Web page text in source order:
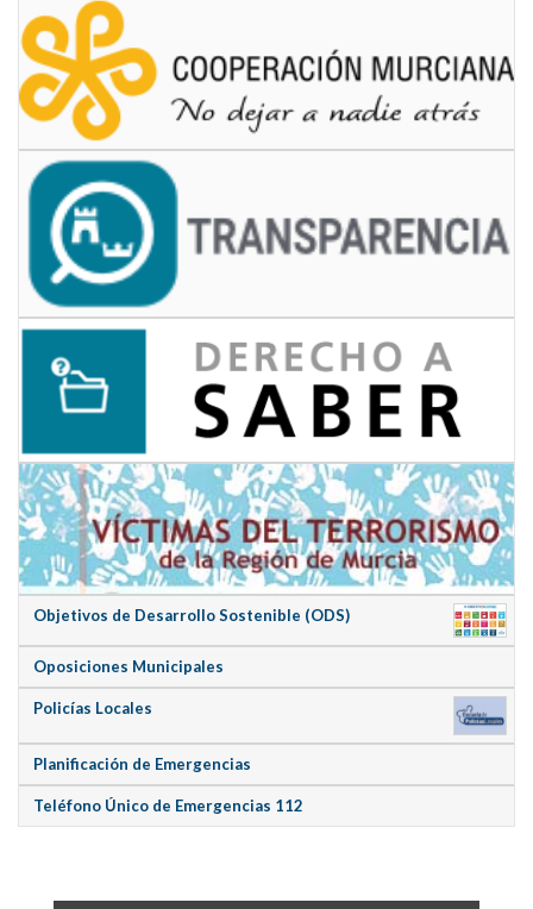
Objetivos de Desarrollo Sostenible (ODS)
Oposiciones Municipales
Policías Locales
Planificación de Emergencias
Teléfono Único de Emergencias 112